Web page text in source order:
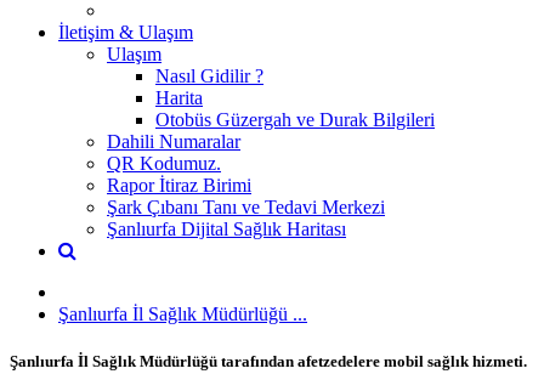
İletişim & Ulaşım
Ulaşım
Nasıl Gidilir ?
Harita
Otobüs Güzergah ve Durak Bilgileri
Dahili Numaralar
QR Kodumuz.
Rapor İtiraz Birimi
Şark Çıbanı Tanı ve Tedavi Merkezi
Şanlıurfa Dijital Sağlık Haritası
Şanlıurfa İl Sağlık Müdürlüğü ...
Şanlıurfa İl Sağlık Müdürlüğü tarafından afetzedelere mobil sağlık hizmeti.